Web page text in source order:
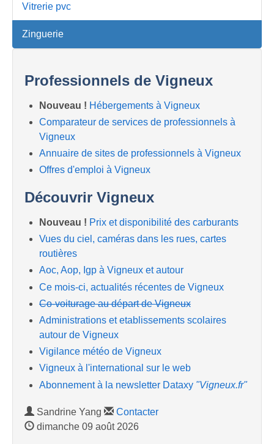
Vitrerie pvc
Zinguerie
Professionnels de Vigneux
Nouveau ! Hébergements à Vigneux
Comparateur de services de professionnels à
Vigneux
Annuaire de sites de professionnels à Vigneux
Offres d'emploi à Vigneux
Découvrir Vigneux
Nouveau ! Prix et disponibilité des carburants
Vues du ciel, caméras dans les rues, cartes
routières
Aoc, Aop, Igp à Vigneux et autour
Ce mois-ci, actualités récentes de Vigneux
Co-voiturage au départ de Vigneux
Administrations et etablissements scolaires
autour de Vigneux
Vigilance météo de Vigneux
Vigneux à l'international sur le web
Abonnement à la newsletter Dataxy "Vigneux.fr"
Sandrine Yang
Contacter
dimanche 09 août 2026